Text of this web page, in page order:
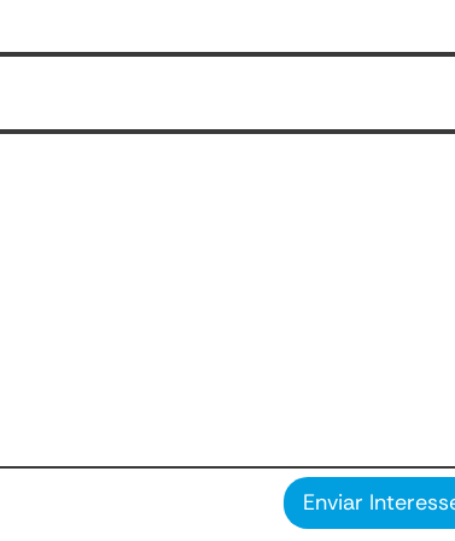
Enviar